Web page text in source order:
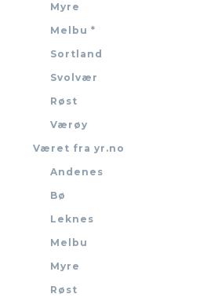
Myre
Melbu *
Sortland
Svolvær
Røst
Værøy
Været fra yr.no
Andenes
Bø
Leknes
Melbu
Myre
Røst